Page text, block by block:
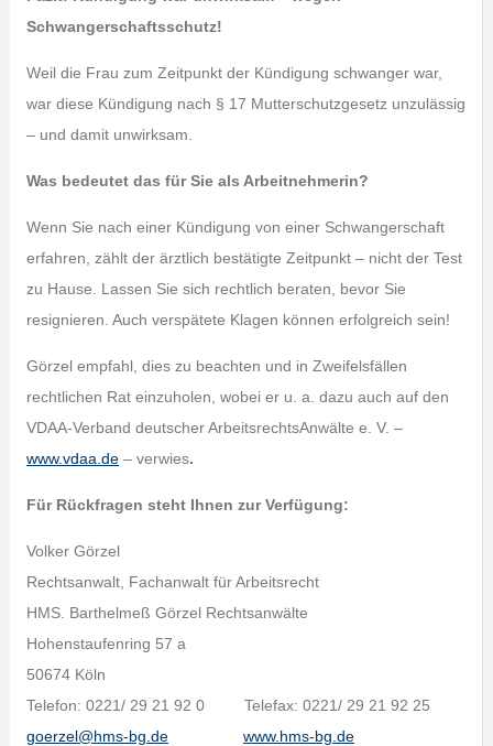
Schwangerschaftsschutz!
Weil die Frau zum Zeitpunkt der Kündigung schwanger war,
war diese Kündigung nach § 17 Mutterschutzgesetz unzulässig
– und damit unwirksam.
Was bedeutet das für Sie als Arbeitnehmerin?
Wenn Sie nach einer Kündigung von einer Schwangerschaft
erfahren, zählt der ärztlich bestätigte Zeitpunkt – nicht der Test
zu Hause. Lassen Sie sich rechtlich beraten, bevor Sie
resignieren. Auch verspätete Klagen können erfolgreich sein!
Görzel empfahl, dies zu beachten und in Zweifelsfällen
rechtlichen Rat einzuholen, wobei er u. a. dazu auch auf den
VDAA-Verband deutscher ArbeitsrechtsAnwälte e. V. –
www.vdaa.de– verwies.
Für Rückfragen steht Ihnen zur Verfügung:
Volker Görzel
Rechtsanwalt, Fachanwalt für Arbeitsrecht
HMS. Barthelmeß Görzel Rechtsanwälte
Hohenstaufenring 57 a
50674 Köln
Telefon: 0221/ 29 21 92 0 Telefax: 0221/ 29 21 92 25
goerzel@hms-bg.de
www.hms-bg.de